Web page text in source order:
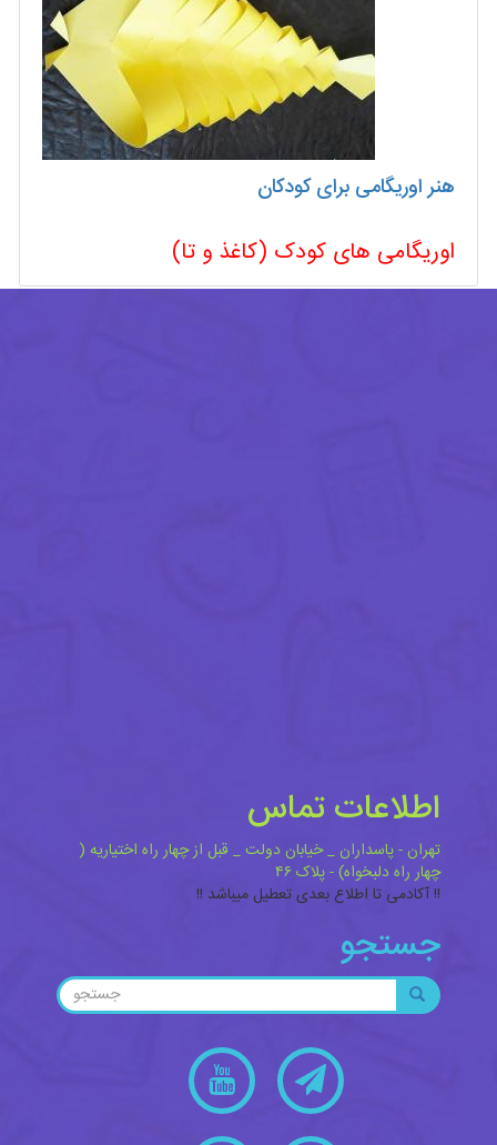
هنر اوریگامی برای کودکان
اوریگامی های کودک (کاغذ و تا)
اطلاعات تماس
تهران - پاسداران _ خیابان دولت _ قبل از چهار راه اختیاریه (
چهار راه دلبخواه) - پلاک ۴۶
!! آکادمی تا اطلاع بعدی تعطیل میباشد !!
جستجو